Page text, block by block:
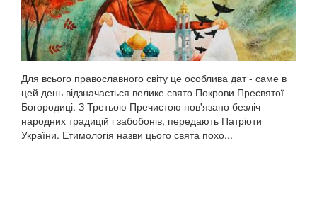
Для всього православного світу це особлива дат - саме в
цей день відзначається велике свято Покрови Пресвятої
Богородиці. З Третьою Пречистою пов'язано безліч
народних традицій і забобонів, передають Патріоти
України. Етимологія назви цього свята похо...